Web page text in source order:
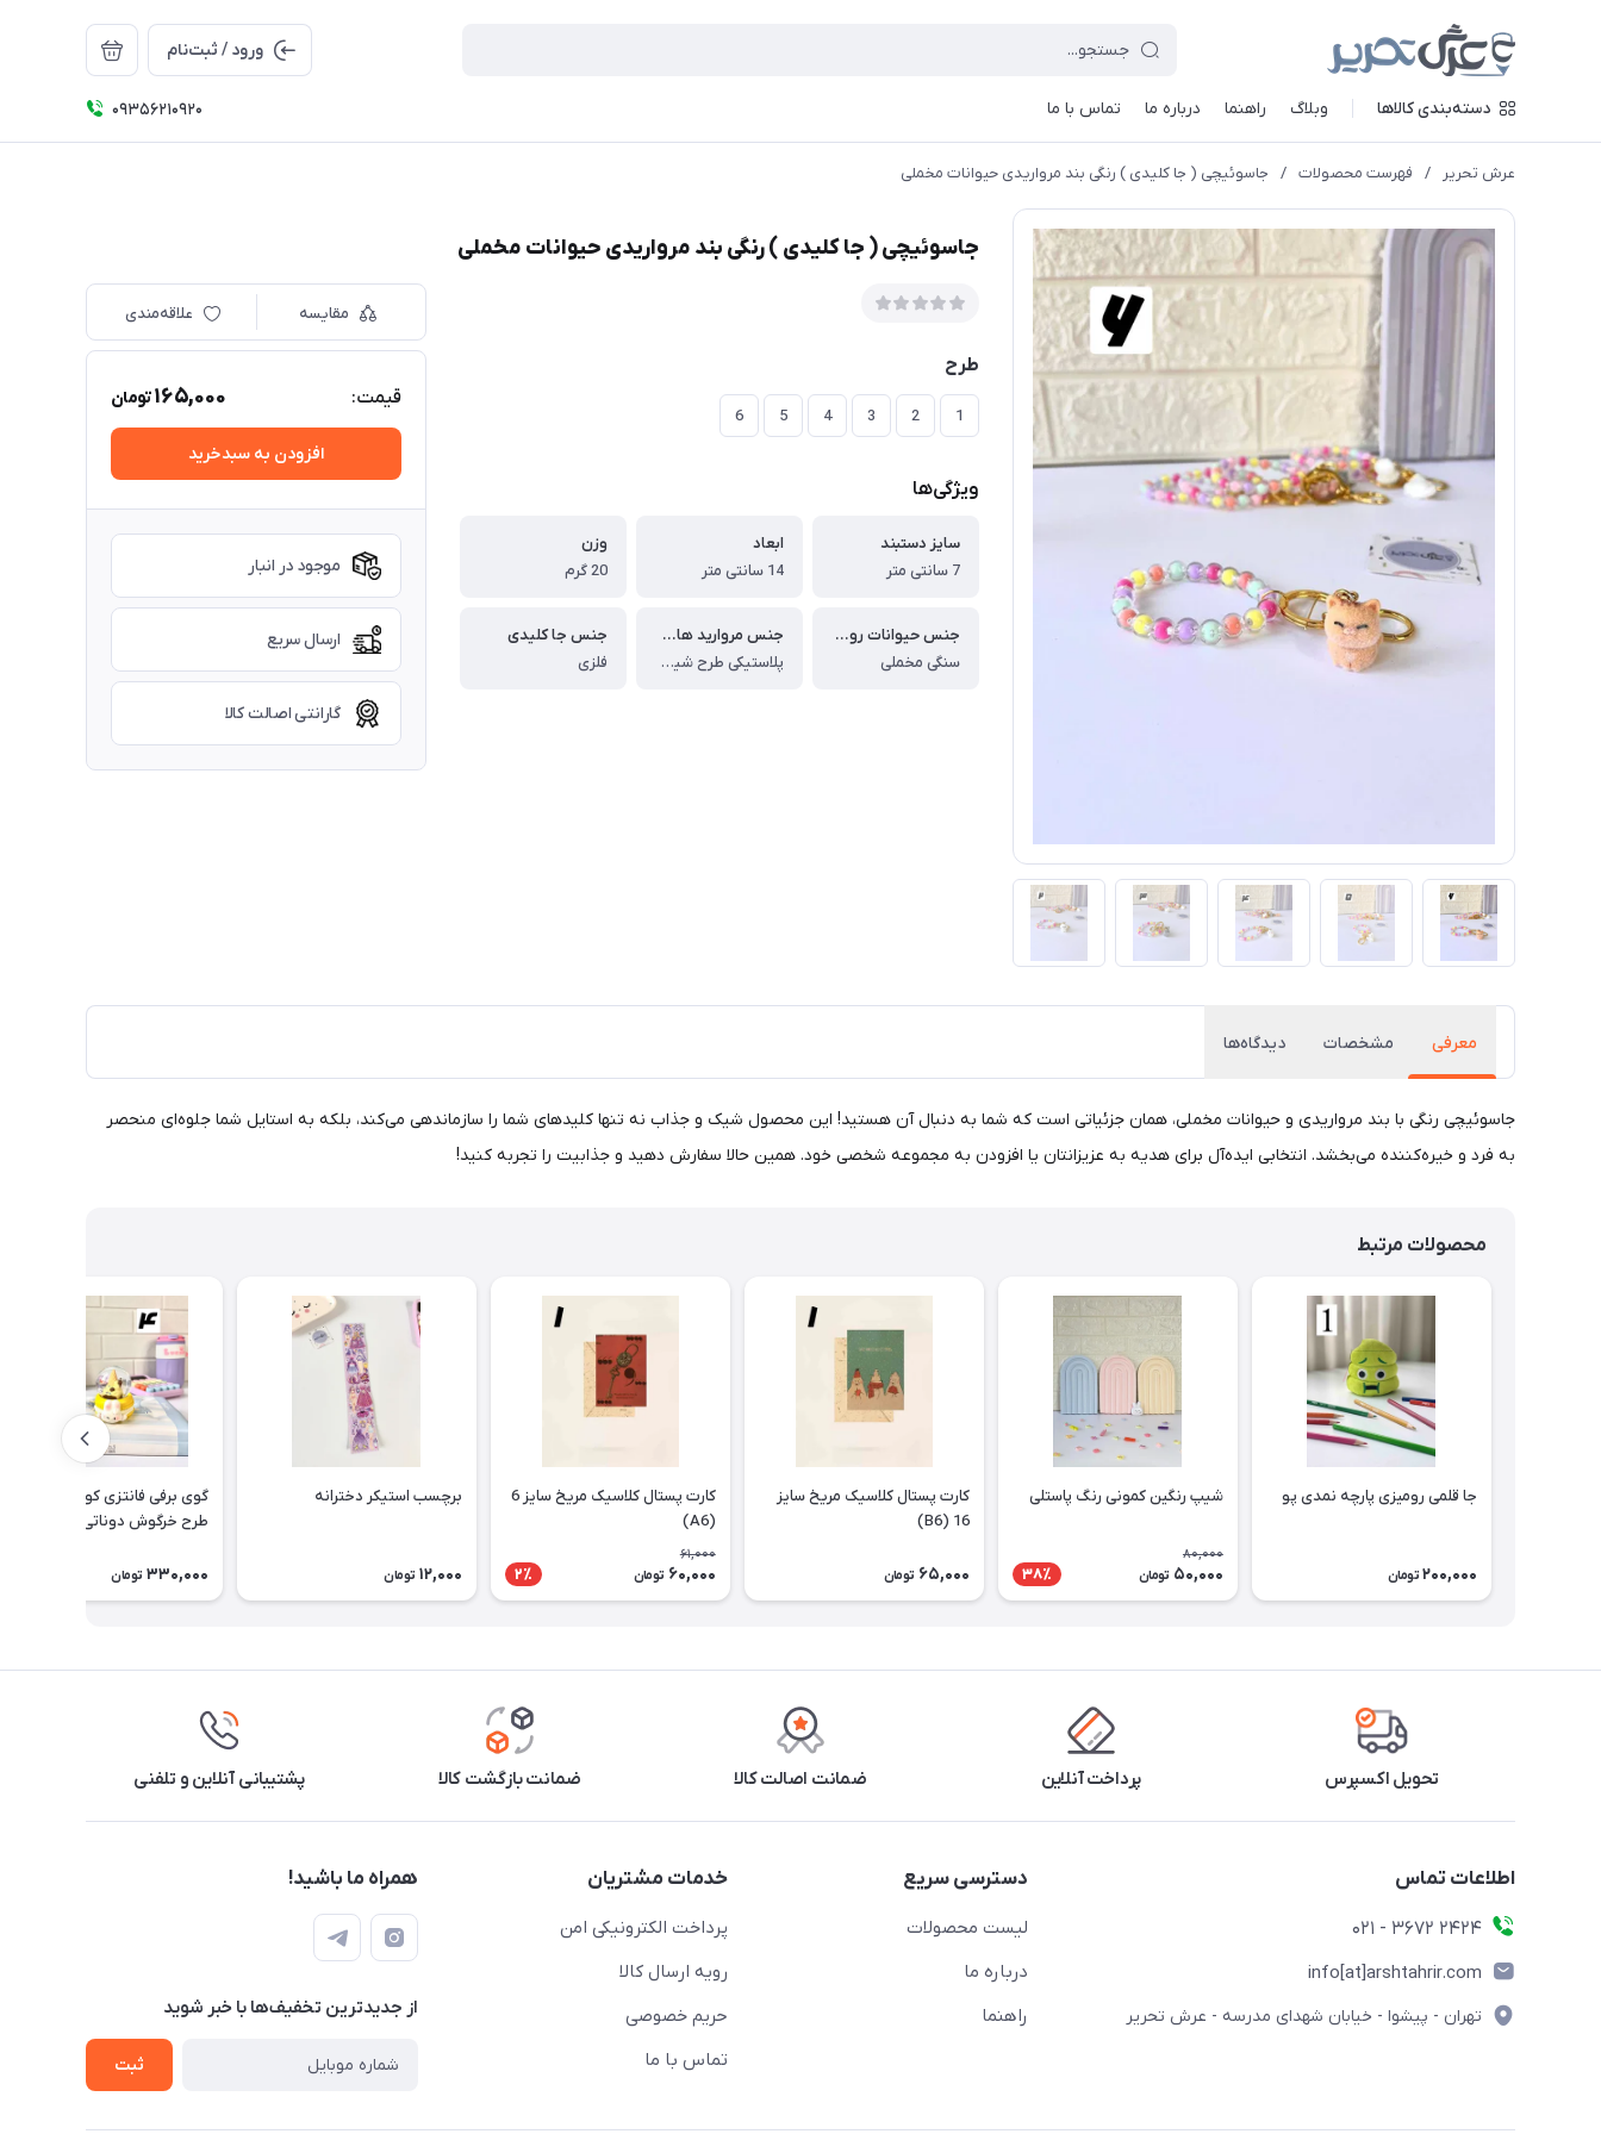
ورود / ثبت‌نام
دسته‌بندی کالاها وبلاگ راهنما درباره ما تماس با ما 09356210920
عرش تحریر / فهرست محصولات / جاسوئیچی ( جا کلیدی ) رنگی بند مرواریدی حیوانات مخملی
جاسوئیچی ( جا کلیدی ) رنگی بند مرواریدی حیوانات مخملی
طرح
1
2
3
4
5
6
ویژگی‌ها
سایز دستبند
7 سانتی متر
ابعاد
14 سانتی متر
وزن
20 گرم
جنس حیوانات روی دستبند
سنگی مخملی
جنس مروارید های دستبند
پلاستیکی طرح شیشه
جنس جا کلیدی
فلزی
مقایسه علاقه‌مندی
قیمت: 165,000تومان
افزودن به سبدخرید
موجود در انبار
ارسال سریع
گارانتی اصالت کالا
معرفی مشخصات دیدگاه‌ها
جاسوئیچی رنگی با بند مرواریدی و حیوانات مخملی، همان جزئیاتی است که شما به دنبال آن هستید! این محصول شیک و جذاب نه تنها کلیدهای شما را سازماندهی می‌کند، بلکه به استایل شما جلوه‌ای منحصر
به فرد و خیره‌کننده می‌بخشد. انتخابی ایده‌آل برای هدیه به عزیزانتان یا افزودن به مجموعه شخصی خود. همین حالا سفارش دهید و جذابیت را تجربه کنید!
محصولات مرتبط
جا قلمی رومیزی پارچه نمدی پو
200,000 تومان
شیپ رنگین کمونی رنگ پاستلی
80,000
50,000 تومان 38٪
کارت پستال کلاسیک مریخ سایز
16 (B6)
65,000 تومان
کارت پستال کلاسیک مریخ سایز 6
(A6)
61,000
60,000 تومان 2٪
برچسب استیکر دخترانه
12,000 تومان
گوی برفی فانتزی کوچک چراغدار
طرح خرگوش دوناتی
330,000 تومان
تحویل اکسپرس پرداخت آنلاین ضمانت اصالت کالا ضمانت بازگشت کالا پشتیبانی آنلاین و تلفنی
اطلاعات تماس
2424 3672 - 021
info[at]arshtahrir.com
تهران - پیشوا - خیابان شهدای مدرسه - عرش تحریر
دسترسی سریع
لیست محصولات
درباره ما
راهنما
خدمات مشتریان
پرداخت الکترونیکی امن
رویه ارسال کالا
حریم خصوصی
تماس با ما
همراه ما باشید!
از جدید‌ترین تخفیف‌ها با‌ خبر شوید
ثبت